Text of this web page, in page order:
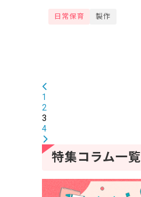
日常保育 製作
1
2
3
4
特集コラム一覧